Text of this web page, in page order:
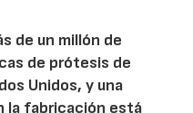
de un millón de
de prótesis de
Unidos, y una
la fabricación está